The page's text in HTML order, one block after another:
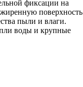
фиксации на
пыли и влаги.
воды и крупные